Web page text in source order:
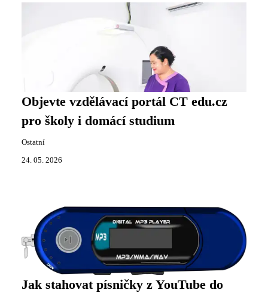
Objevte vzdělávací portál CT edu.cz
pro školy i domácí studium
Ostatní
24. 05. 2026
Jak stahovat písničky z YouTube do